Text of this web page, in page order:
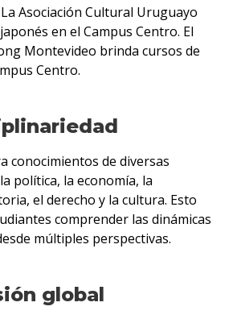
Asociación Cultural Uruguayo
en el Campus Centro. El
Montevideo brinda cursos de
Centro.
conocimientos de diversas
política, la economía, la
el derecho y la cultura. Esto
comprender las dinámicas
múltiples perspectivas.
global